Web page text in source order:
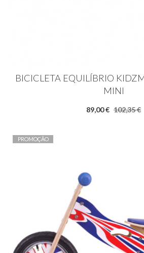
BICICLETA EQUILÍBRIO
MINI
89,00 € 102,35 €
PROMOÇÃO